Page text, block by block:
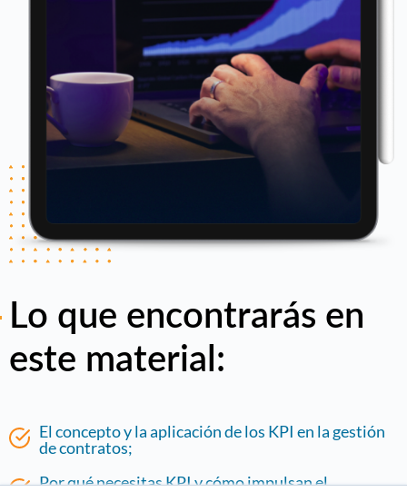
Lo que encontrarás en
este material:
El concepto y la aplicación de los KPI en la gestión
de contratos;
Por qué necesitas KPI y cómo impulsan el